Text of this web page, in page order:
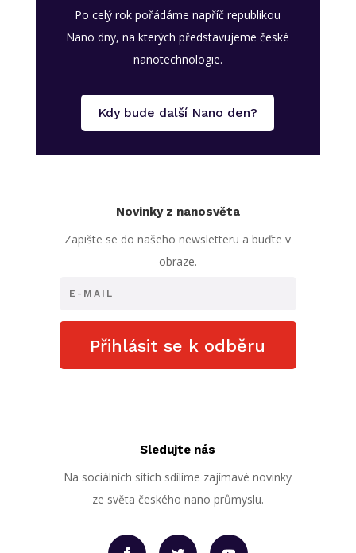
Po celý rok pořádáme napříč republikou
Nano dny, na kterých představujeme české
nanotechnologie.
Kdy bude další Nano den?
Novinky z nanosvěta
Zapište se do našeho newsletteru a buďte v
obraze.
Přihlásit se k odběru
Sledujte nás
Na sociálních sítích sdílíme zajímavé novinky
ze světa českého nano průmyslu.